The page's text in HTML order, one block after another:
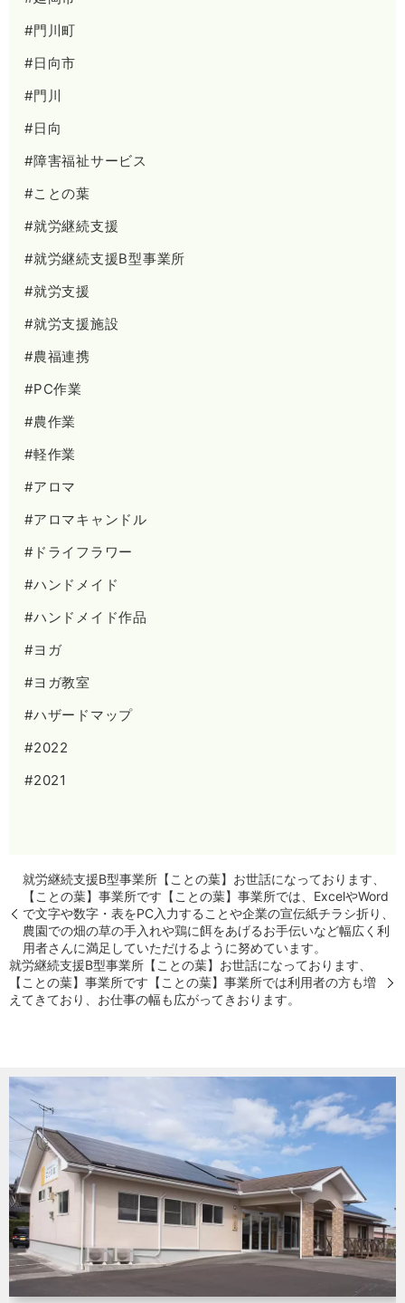
#門川町
#日向市
#門川
#日向
#障害福祉サービス
#ことの葉
#就労継続支援
#就労継続支援B型事業所
#就労支援
#就労支援施設
#農福連携
#PC作業
#農作業
#軽作業
#アロマ
#アロマキャンドル
#ドライフラワー
#ハンドメイド
#ハンドメイド作品
#ヨガ
#ヨガ教室
#ハザードマップ
#2022
#2021
就労継続支援B型事業所【ことの葉】お世話になっております、
【ことの葉】事業所です【ことの葉】事業所では、ExcelやWord
で文字や数字・表をPC入力することや企業の宣伝紙チラシ折り、
農園での畑の草の手入れや鶏に餌をあげるお手伝いなど幅広く利
用者さんに満足していただけるように努めています。
就労継続支援B型事業所【ことの葉】お世話になっております、
【ことの葉】事業所です【ことの葉】事業所では利用者の方も増
えてきており、お仕事の幅も広がってきおります。